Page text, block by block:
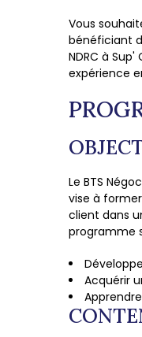
Vous
bénéficiant
NDRC à
expérience
Le BTS
vise à
client dans
programme
Acquérir